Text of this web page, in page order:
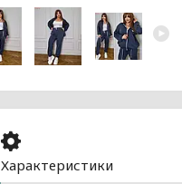
Характеристики